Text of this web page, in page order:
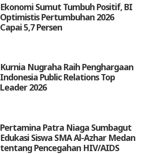
Ekonomi Sumut Tumbuh Positif, BI
Optimistis Pertumbuhan 2026
Capai 5,7 Persen
Kurnia Nugraha Raih Penghargaan
Indonesia Public Relations Top
Leader 2026
Pertamina Patra Niaga Sumbagut
Edukasi Siswa SMA Al-Azhar Medan
tentang Pencegahan HIV/AIDS